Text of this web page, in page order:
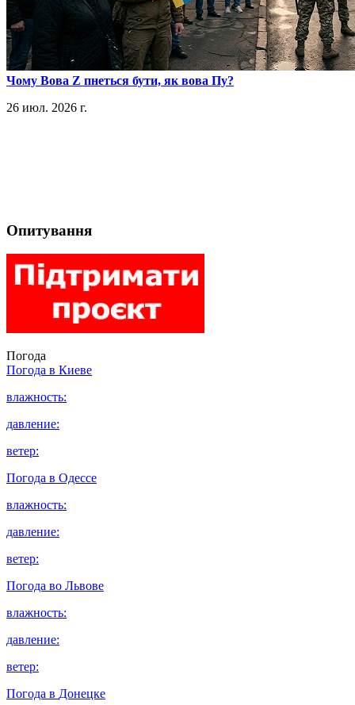
​Чому Вова Z пнеться бути, як вова Пу?
26 июл. 2026 г.
Опитування
Погода
Погода в Киеве
влажность:
давление:
ветер:
Погода в Одессе
влажность:
давление:
ветер:
Погода во Львове
влажность:
давление:
ветер:
Погода в Донецке